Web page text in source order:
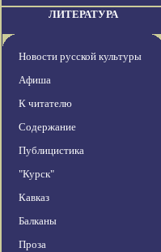
ЛИТЕРАТУРА
Новости русской культуры
Афиша
К читателю
Содержание
Публицистика
"Курск"
Кавказ
Балканы
Проза